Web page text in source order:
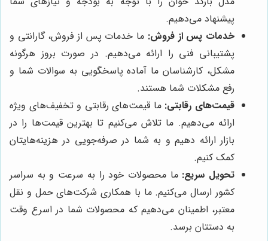
پیشنهاد می‌دهیم.
خدمات پس از فروش: ما خدمات پس از فروش، گارانتی و
پشتیبانی فنی را ارائه می‌دهیم. در صورت بروز هرگونه
مشکل، کارشناسان ما آماده پاسخگویی به سوالات شما و
رفع مشکلات شما هستند.
قیمت‌های رقابتی: ما قیمت‌های رقابتی و تخفیف‌های ویژه
ارائه می‌دهیم. ما تلاش می‌کنیم تا بهترین قیمت‌ها را در
بازار ارائه دهیم و به شما در صرفه‌جویی در هزینه‌هایتان
کمک کنیم.
تحویل سریع: ما محصولات خود را به سرعت و به سراسر
کشور ارسال می‌کنیم. ما با همکاری شرکت‌های حمل و نقل
معتبر، اطمینان می‌دهیم که محصولات شما در اسرع وقت
به دستتان برسد.